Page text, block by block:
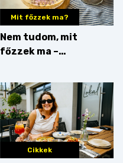
Mit főzzek ma?
Nem tudom, mit
főzzek ma –
Cikkek